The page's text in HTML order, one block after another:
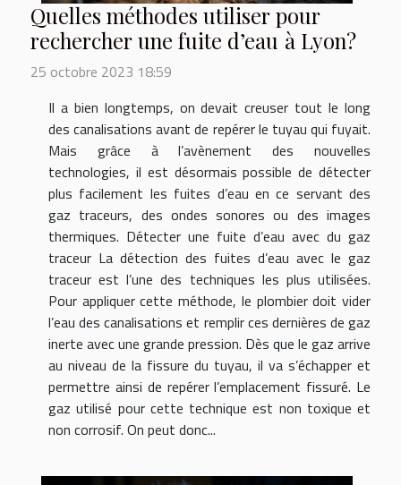
Quelles méthodes utiliser pour
rechercher une fuite d’eau à Lyon?
25 octobre 2023 18:59
Il a bien longtemps, on devait creuser tout le long
des canalisations avant de repérer le tuyau qui fuyait.
Mais grâce à l’avènement des nouvelles
technologies, il est désormais possible de détecter
plus facilement les fuites d’eau en ce servant des
gaz traceurs, des ondes sonores ou des images
thermiques. Détecter une fuite d’eau avec du gaz
traceur La détection des fuites d’eau avec le gaz
traceur est l’une des techniques les plus utilisées.
Pour appliquer cette méthode, le plombier doit vider
l’eau des canalisations et remplir ces dernières de gaz
inerte avec une grande pression. Dès que le gaz arrive
au niveau de la fissure du tuyau, il va s’échapper et
permettre ainsi de repérer l’emplacement fissuré. Le
gaz utilisé pour cette technique est non toxique et
non corrosif. On peut donc...